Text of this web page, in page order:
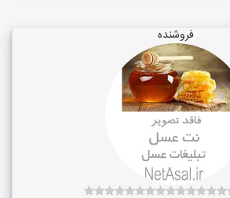
فروشنده